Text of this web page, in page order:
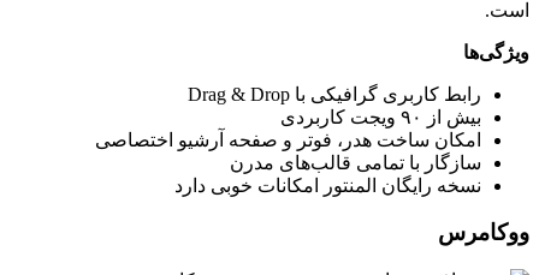
است.
ویژگی‌ها
رابط کاربری گرافیکی با Drag & Drop
بیش از ۹۰ ویجت کاربردی
امکان ساخت هدر، فوتر و صفحه آرشیو اختصاصی
سازگار با تمامی قالب‌های مدرن
نسخه رایگان المنتور امکانات خوبی دارد
ووکامرس